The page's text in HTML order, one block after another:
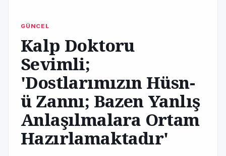
GÜNCEL
Kalp Doktoru
Sevimli;
'Dostlarımızın Hüsn-
ü Zannı; Bazen Yanlış
Anlaşılmalara Ortam
Hazırlamaktadır'